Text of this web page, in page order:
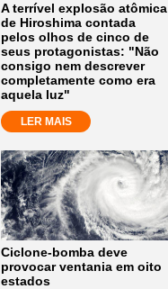
A terrível explosão atômica
de Hiroshima contada
pelos olhos de cinco de
seus protagonistas: "Não
consigo nem descrever
completamente como era
aquela luz"
LER MAIS
Ciclone-bomba deve
provocar ventania em oito
estados